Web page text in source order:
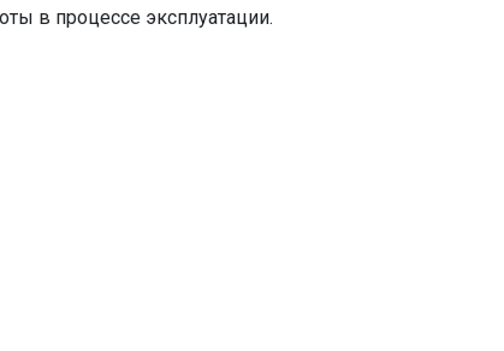
в процессе эксплуатации.